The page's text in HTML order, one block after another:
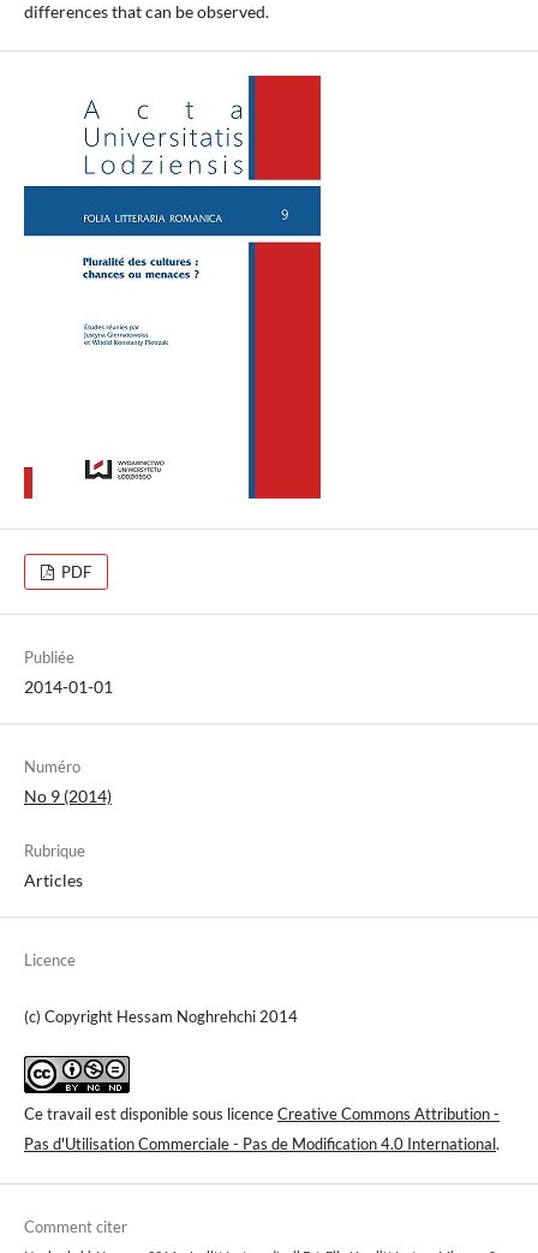
differences that can be observed.
PDF
Publiée
2014-01-01
Numéro
No 9 (2014)
Rubrique
Articles
Licence
(c) Copyright Hessam Noghrehchi 2014
Ce travail est disponible sous licenceCreative Commons Attribution -
Pas d'Utilisation Commerciale - Pas de Modification 4.0 International.
Comment citer